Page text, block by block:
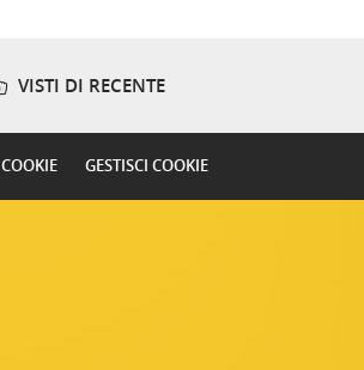
VISTI DI RECENTE
COOKIE GESTISCI COOKIE